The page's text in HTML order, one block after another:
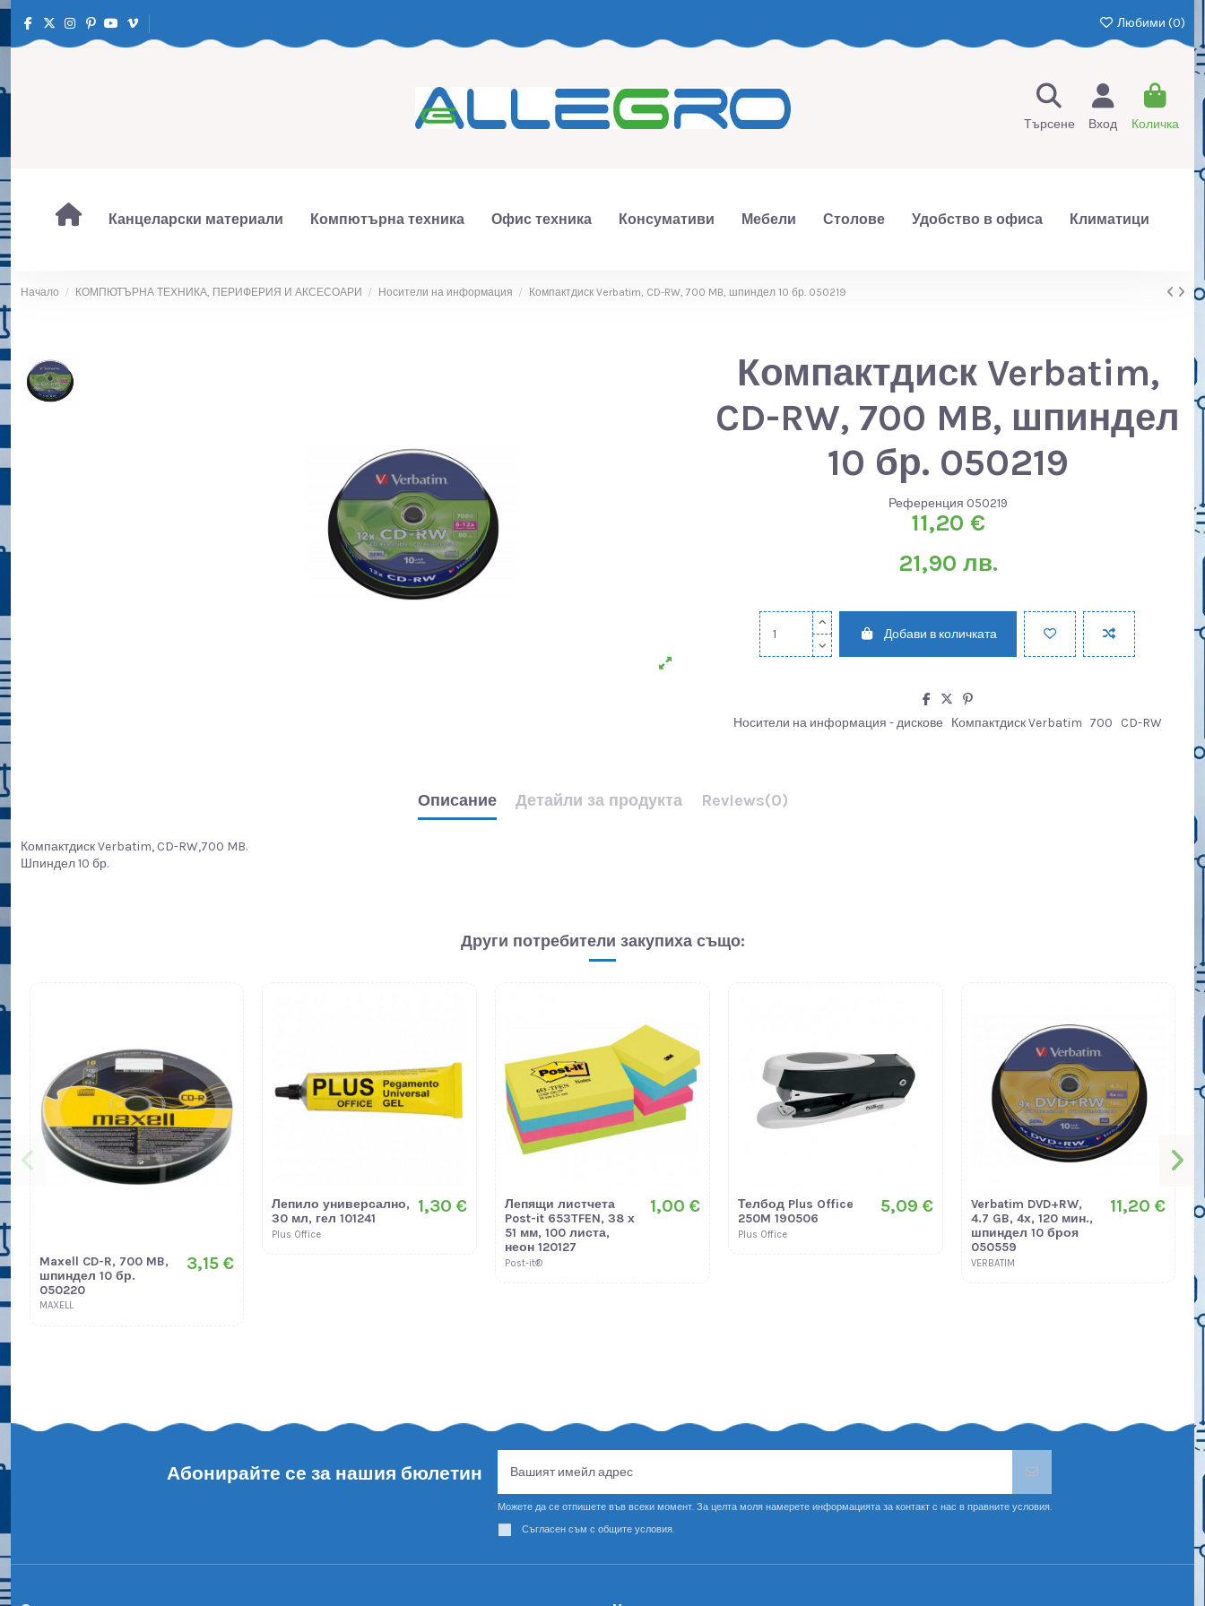
Любими (0)
Търсене Вход Количка
Канцеларски материали Компютърна техника Офис техника Консумативи Мебели Столове Удобство в офиса Климатици
Начало КОМПЮТЪРНА ТЕХНИКА, ПЕРИФЕРИЯ И АКСЕСОАРИ Носители на информация Компактдиск Verbatim, CD-RW, 700 MB, шпиндел 10 бр. 050219
Компактдиск Verbatim,
CD-RW, 700 MB, шпиндел
10 бр. 050219
Референция 050219
11,20 €
21,90 лв.
Добави в количката
Носители на информация - дискове Компактдиск Verbatim 700 CD-RW
Описание Детайли за продукта Reviews(0)
Компактдиск Verbatim, CD-RW,700 MB.
Шпиндел 10 бр.
Други потребители закупиха също:
Maxell CD-R, 700 MB,
шпиндел 10 бр.
050220
MAXELL
3,15 €
Лепило универсално,
30 мл, гел 101241
Plus Office
1,30 €
Лепящи листчета
Post-it 653TFEN, 38 х
51 мм, 100 листа,
неон 120127
Post-it®
1,00 €
Телбод Plus Office
250M 190506
Plus Office
5,09 €
Verbatim DVD+RW,
4.7 GB, 4x, 120 мин.,
шпиндел 10 броя
050559
VERBATIM
11,20 €
Абонирайте се за нашия бюлетин
Можете да се отпишете във всеки момент. За целта моля намерете информацията за контакт с нас в правните условия.
Съгласен съм с общите условия.